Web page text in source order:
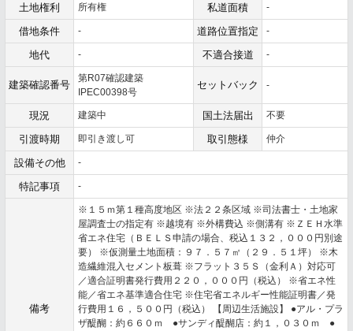
土地権利 所有権 私道面積 -
借地条件 - 道路位置指定 -
地代 - 不適合接道 -
建築確認番号
第R07確認建築
IPEC00398号
セットバック -
現況 建築中 国土法届出 不要
引渡時期 即引き渡し可 取引態様 仲介
設備その他 -
特記事項 -
備考
※１５ｍ第１種高度地区 ※法２２条区域 ※司法書士・土地家
屋調査士の指定有 ※越境有 ※外構費込 ※側溝有 ※ＺＥＨ水準
省エネ住宅（ＢＥＬＳ申請の場合、税込１３２，０００円別途
要） ※仮測量土地面積：９７．５７㎡（２９．５１坪） ※木
造繊維混入セメント板葺 ※フラット３５Ｓ（金利Ａ）対応可
／適合証明書発行費用２２０，０００円（税込） ※省エネ性
能／省エネ基準適合住宅 ※住宅省エネルギー性能証明書／発
行費用１６，５００円（税込） 【周辺生活施設】 ●アル・プラ
ザ醍醐：約６６０ｍ ●サンディ醍醐店：約１，０３０ｍ ●